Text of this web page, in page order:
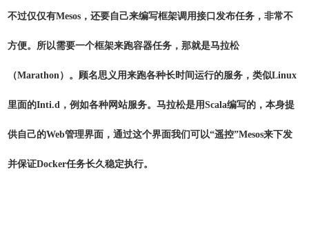
不过仅仅有Mesos，还要自己来编写框架调用接口发布任务，非常不
方便。所以需要一个框架来跑容器任务，那就是马拉松
（Marathon）。顾名思义用来跑各种长时间运行的服务，类似Linux
里面的Inti.d，例如各种网站服务。马拉松是用Scala编写的，本身提
供自己的Web管理界面，通过这个界面我们可以“遥控”Mesos来下发
并保证Docker任务长久稳定执行。